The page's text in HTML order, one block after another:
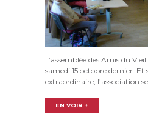
L’assemblée des Amis du
samedi 15 octobre dernier. Et
extraordinaire, l’association
EN VOIR +